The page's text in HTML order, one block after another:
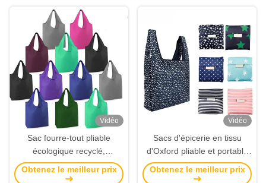
(en stock)
Vidéo
Sac fourre-tout pliable
écologique recyclé,
shopping, polyester
indéchirable, imperméable,
Obtenez le meilleur prix
Vidéo
Sacs d'épicerie en tissu
d'Oxford pliable et portable
résistant à l'eau et
respectueux de
Obtenez le meilleur prix